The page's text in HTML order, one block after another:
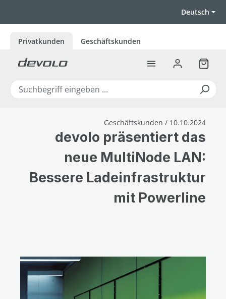
Deutsch
Privatkunden Geschäftskunden
Geschäftskunden / 10.10.2024
devolo präsentiert das
neue MultiNode LAN:
Bessere Ladeinfrastruktur
mit Powerline